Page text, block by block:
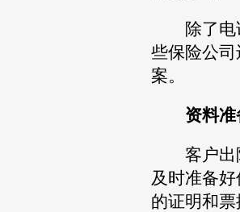
除了电
些保险公
案。
资料准
客户出
及时准备
的证明和